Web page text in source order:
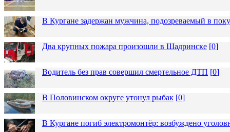
В Кургане задержан мужчина, подозреваемый в
Два крупных пожара произошли в Шадринске [0]
Водитель без прав совершил смертельное ДТП [0]
В Половинском округе утонул рыбак [0]
В Кургане погиб электромонтёр: возбуждено